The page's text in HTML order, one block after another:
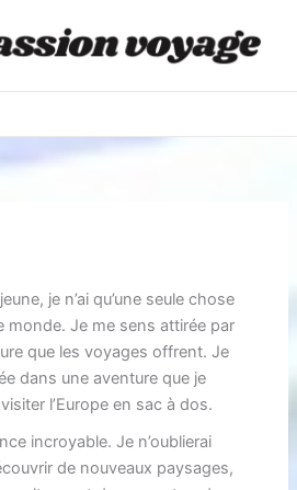
je n’ai qu’une seule chose
monde. Je me sens attirée par
que les voyages offrent. Je
dans une aventure que je
l’Europe en sac à dos.
incroyable. Je n’oublierai
de nouveaux paysages,